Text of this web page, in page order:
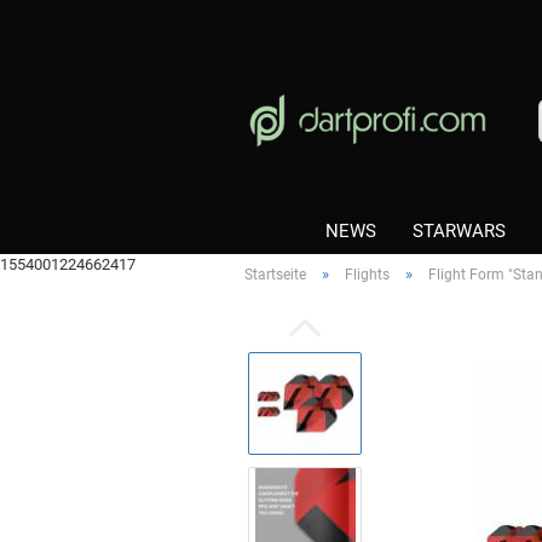
1554001224662417
NEWS STARWARS
Startseite » Flights » Flight Form